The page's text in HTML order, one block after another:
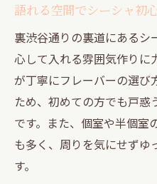
囲気
シーシャバー初
を解説
シーシャを語り合う
裏道の隠れ家で
由
シーシャ初心者
語れる空間でシーシャ初
裏渋谷通りの裏道にあるシ
心して入れる雰囲気作りに
が丁寧にフレーバーの選び
ため、初めての方でも戸
です。また、個室や半個室
も多く、周りを気にせずゆ
す。